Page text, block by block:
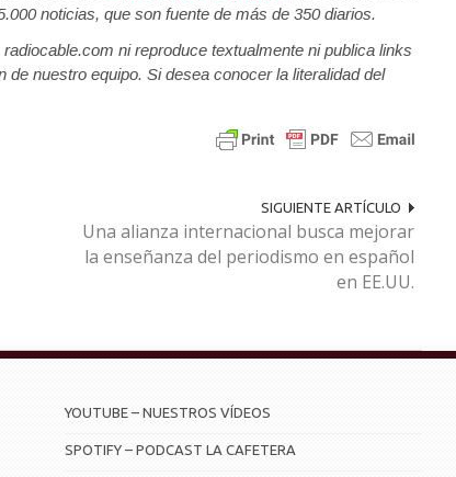
noticias, que son fuente de más de 350 diarios.
ni reproduce textualmente ni publica links
nuestro equipo. Si desea conocer la literalidad del
SIGUIENTE ARTÍCULO
Una alianza internacional busca mejorar
la enseñanza del periodismo en español
en EE.UU.
YOUTUBE – NUESTROS VÍDEOS
SPOTIFY – PODCAST LA CAFETERA